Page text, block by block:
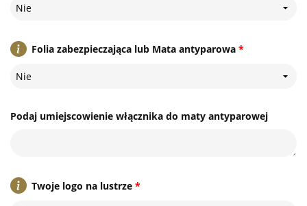
Nie
*
Folia zabezpieczająca lub Mata antyparowa
Nie
Podaj umiejscowienie włącznika do maty antyparowej
*
Twoje logo na lustrze